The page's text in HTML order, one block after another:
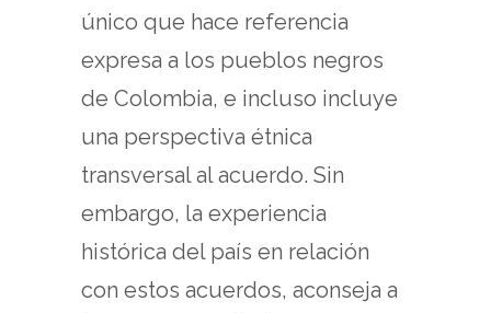
único que hace referencia
expresa a los pueblos negros
de Colombia, e incluso incluye
una perspectiva étnica
transversal al acuerdo. Sin
embargo, la experiencia
histórica del país en relación
con estos acuerdos, aconseja a